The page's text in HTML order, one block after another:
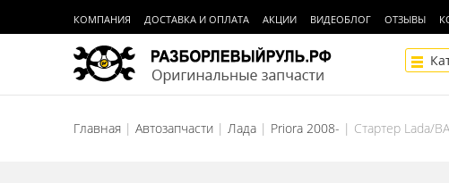
КОМПАНИЯ ДОСТАВКА И ОПЛАТА АКЦИИ ВИДЕОБЛОГ ОТЗЫВЫ
Главная Автозапчасти Лада Priora 2008- Стартер Lada/